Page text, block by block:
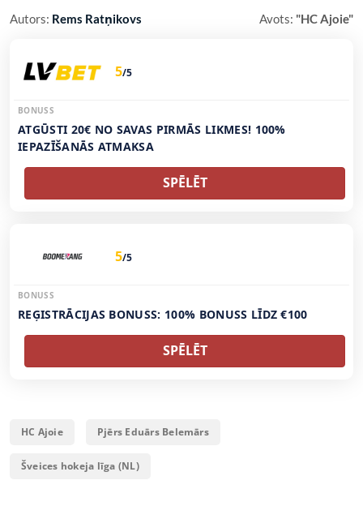
Autors: Rems Ratņikovs Avots: "HC Ajoie"
5/5
BONUSS
ATGŪSTI 20€ NO SAVAS PIRMĀS LIKMES! 100%
IEPAZĪŠANĀS ATMAKSA
SPĒLĒT
5/5
BONUSS
REĢISTRĀCIJAS BONUSS: 100% BONUSS LĪDZ €100
SPĒLĒT
HC Ajoie Pjērs Eduārs Belemārs
Šveices hokeja līga (NL)